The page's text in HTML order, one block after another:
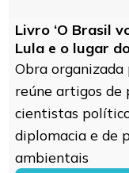
Livro ‘O Brasil
Lula e o lugar
Obra
reúne artigos de
cientistas
diplomacia e de
ambientais